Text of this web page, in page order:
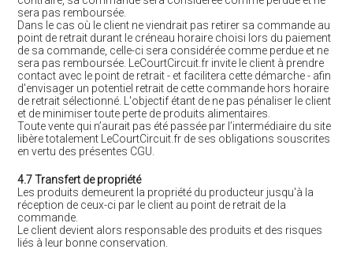
sera pas remboursée.
Dans le cas où le client ne viendrait pas retirer sa commande au
point de retrait durant le créneau horaire choisi lors du paiement
de sa commande, celle-ci sera considérée comme perdue et ne
sera pas remboursée. LeCourtCircuit.fr invite le client à prendre
contact avec le point de retrait - et facilitera cette démarche - afin
d'envisager un potentiel retrait de cette commande hors horaire
de retrait sélectionné. L'objectif étant de ne pas pénaliser le client
et de minimiser toute perte de produits alimentaires.
Toute vente qui n’aurait pas été passée par l’intermédiaire du site
libère totalement LeCourtCircuit.fr de ses obligations souscrites
en vertu des présentes CGU.
4.7 Transfert de propriété
Les produits demeurent la propriété du producteur jusqu'à la
réception de ceux-ci par le client au point de retrait de la
commande.
Le client devient alors responsable des produits et des risques
liés à leur bonne conservation.